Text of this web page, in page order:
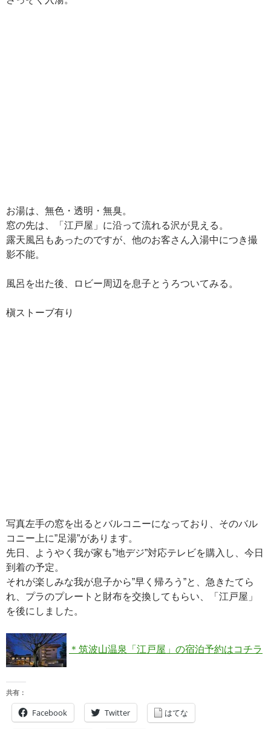
お湯は、無色・透明・無臭。
窓の先は、「江戸屋」に沿って流れる沢が見える。
露天風呂もあったのですが、他のお客さん入湯中につき撮
影不能。
風呂を出た後、ロビー周辺を息子とうろついてみる。
槇ストーブ有り
写真左手の窓を出るとバルコニーになっており、そのバル
コニー上に”足湯”があります。
先日、ようやく我が家も”地デジ”対応テレビを購入し、今日
到着の予定。
それが楽しみな我が息子から”早く帰ろう”と、急きたてら
れ、プラのプレートと財布を交換してもらい、「江戸屋」
を後にしました。
＊筑波山温泉「江戸屋」の宿泊予約はコチラ
共有：
Facebook Twitter はてな